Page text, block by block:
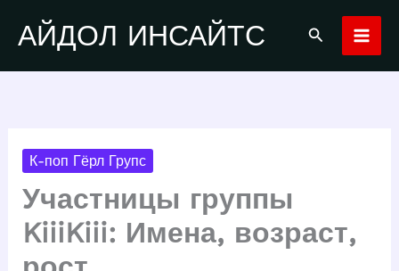
содержимому
АЙДОЛ ИНСАЙТС Поиск
К-поп Гёрл Групс
Участницы группы
KiiiKiii: Имена, возраст,